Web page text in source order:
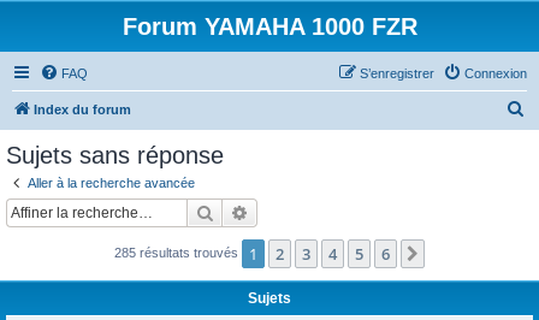
Forum YAMAHA 1000 FZR
FAQ Connexion
S’enregistrer
Index du forum
c
Sujets sans réponse
Aller à la recherche avancée
Rechercher
285 résultats trouvés 1 2 3 4 5 6
Sujets